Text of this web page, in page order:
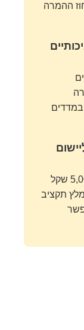
ההמרה
ניתן להתחיל עם תקציב של 5,000-8,000 שקל
תקציב